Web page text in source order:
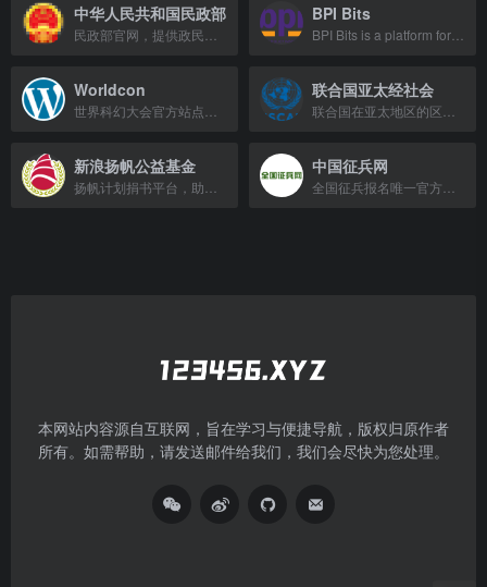
中华人民共和国民政部 BPI Bits
Worldcon 联合国亚太经社会
新浪扬帆公益基金 中国征兵网
本网站内容源自互联网，旨在学习与便捷导航，版权归原作者
所有。如需帮助，请发送邮件给我们，我们会尽快为您处理。